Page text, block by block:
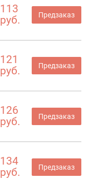
113
руб.
Предзаказ
121
руб.
Предзаказ
126
руб.
Предзаказ
134
руб.
Предзаказ